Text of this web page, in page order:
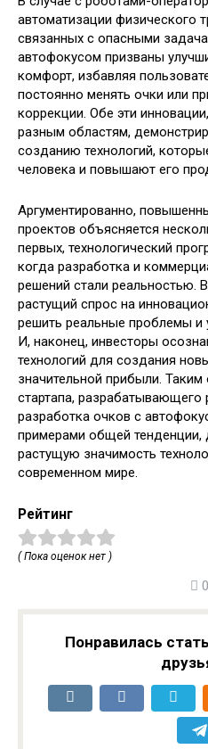
автоматизации физического
связанных с опасными
автофокусом призваны
комфорт, избавляя
постоянно менять очки или
коррекции. Обе эти
разным областям,
созданию технологий,
человека и повышают его
Аргументированно,
проектов объясняется
первых, технологический
когда разработка и
решений стали реальностью.
растущий спрос на
решить реальные проблемы и
И, наконец, инвесторы
технологий для создания
значительной прибыли.
стартапа, разрабатывающего
разработка очков с
примерами общей
растущую значимость
современном мире.
Рейтинг
( Пока оценок нет )
0
Понравилась